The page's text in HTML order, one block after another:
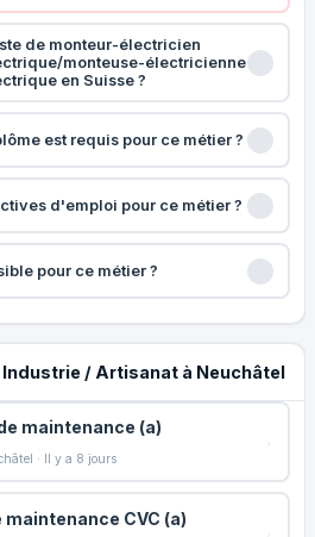
de monteur-électricien
monteuse-électricienne
en Suisse ?
est requis pour ce métier ?
d'emploi pour ce métier ?
pour ce métier ?
/ Artisanat à Neuchâtel
maintenance (a)
· Il y a 8 jours
CVC (a)